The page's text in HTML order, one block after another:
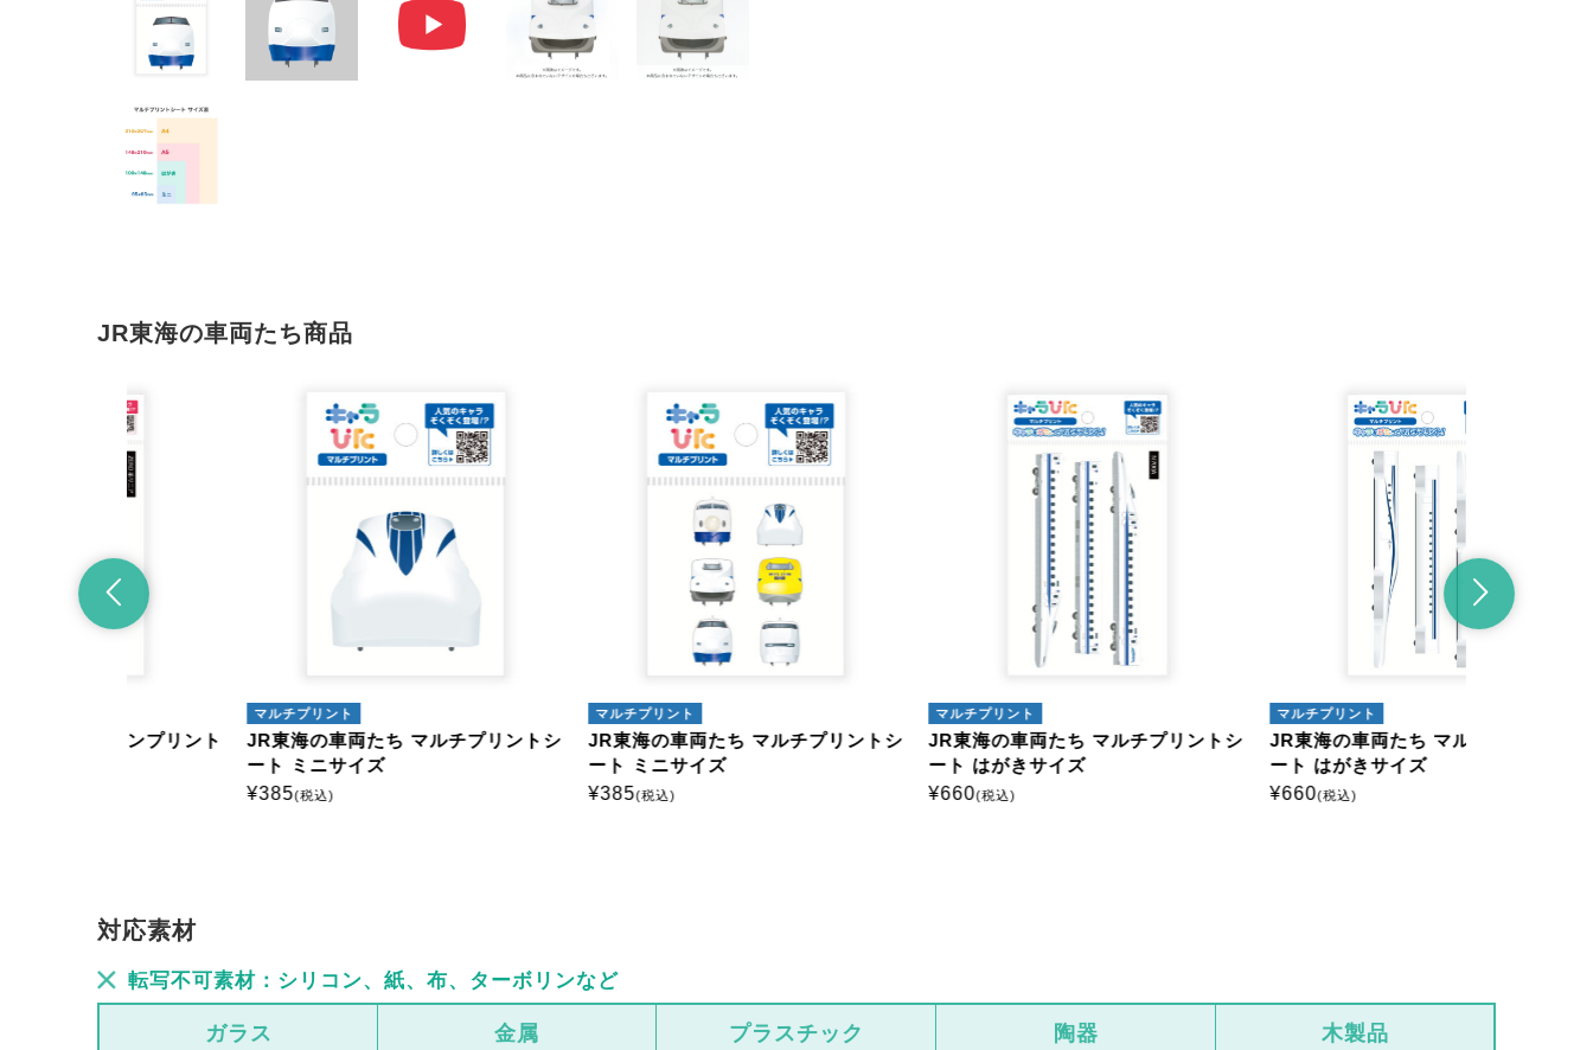
JR東海の車両たち商品
JR東海の車両たち マルチプリントシ
ート ミニサイズ
JR東海の車両たち マルチプリントシ
ート ミニサイズ
JR東海の車両たち マルチプリントシ
ート はがきサイズ
JR東海の車両たち マルチプリントシ
ート はがきサイズ
対応素材
転写不可素材：シリコン、紙、布、ターボリンなど
ガラス 金属 プラスチック 陶器 木製品